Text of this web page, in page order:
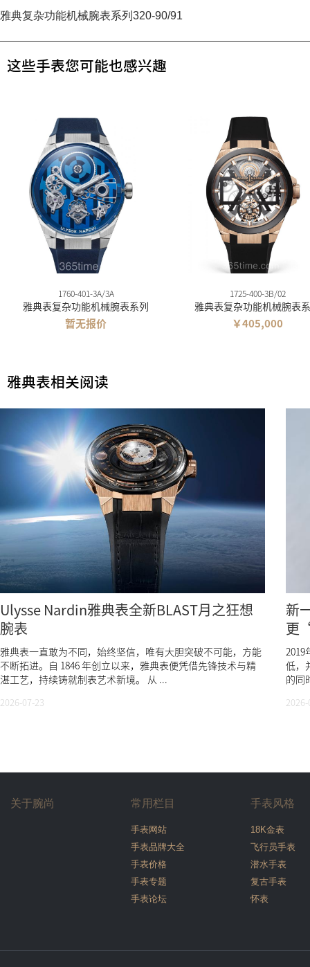
雅典复杂功能机械腕表系列320-90/91
这些手表您可能也感兴趣
1760-401-3A/3A
雅典表复杂功能机械腕表系列
暂无报价
1725-400-3B/02
雅典表复杂功能机械腕表
￥405,000
雅典表相关阅读
Ulysse Nardin雅典表全新BLAST月之狂想
腕表
雅典表一直敢为不同，始终坚信，唯有大胆突破不可能，方能
不断拓进。自 1846 年创立以来，雅典表便凭借先锋技术与精
湛工艺，持续铸就制表艺术新境。 从 ...
2026-07-23
新
更
2019
低，
的同
关于腕尚 常用栏目
手表网站
手表品牌大全
手表价格
手表专题
手表论坛
手表风格
18K金表
飞行员手表
潜水手表
复古手表
怀表